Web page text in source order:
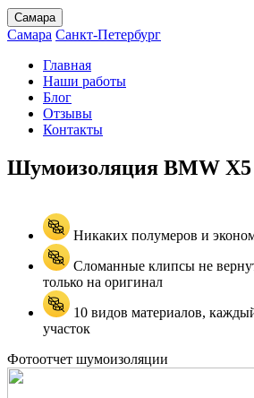
Самара
Самара Санкт-Петербург
Главная
Наши работы
Блог
Отзывы
Контакты
Шумоизоляция BMW X5
Никаких полумеров и
Сломанные клипсы не
только на оригинал
10 видов материалов,
участок
Фотоотчет шумоизоляции